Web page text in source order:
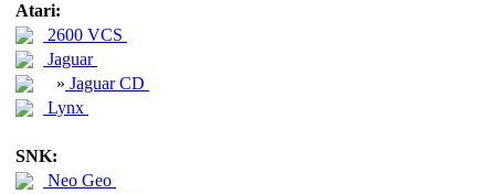
Atari:
2600 VCS
Jaguar
» Jaguar CD
Lynx
SNK:
Neo Geo